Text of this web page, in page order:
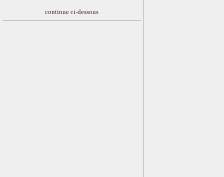
continue ci-dessous